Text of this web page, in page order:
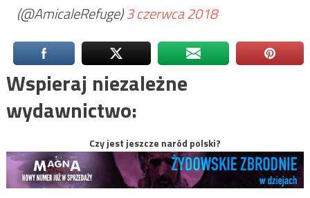
(@AmicaleRefuge)3 czerwca 2018
Wspieraj niezależne
wydawnictwo:
Czy jest jeszcze naród polski?